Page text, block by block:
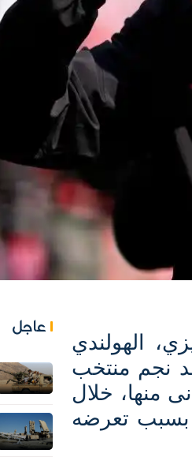
الهولندي
14 مايو 2026، عن موعد نجم منتخب
منها، خلال
بسبب تعرضه
عاجل